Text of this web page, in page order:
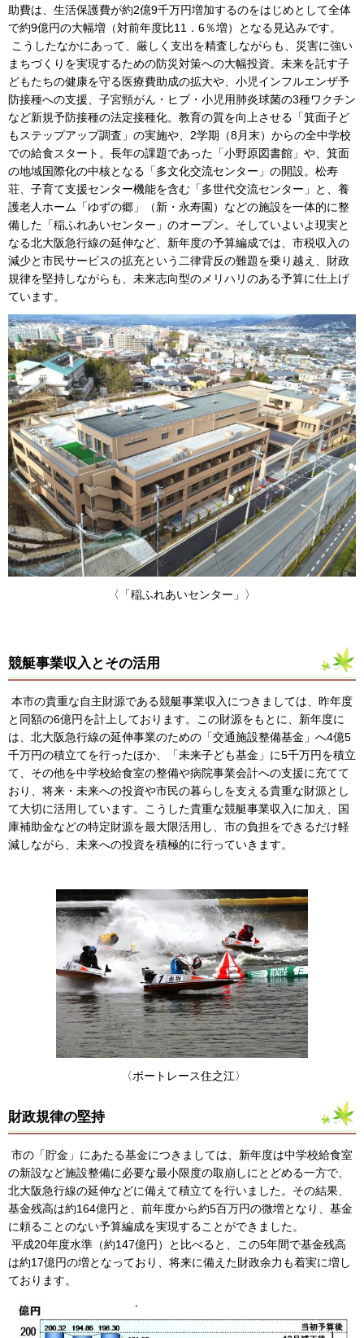
助費は、生活保護費が約2億9千万円増加するのをはじめとして全体
で約9億円の大幅増（対前年度比11．6％増）となる見込みです。
こうしたなかにあって、厳しく支出を精査しながらも、災害に強い
まちづくりを実現するための防災対策への大幅投資。未来を託す子
どもたちの健康を守る医療費助成の拡大や、小児インフルエンザ予
防接種への支援、子宮頸がん・ヒブ・小児用肺炎球菌の3種ワクチン
など新規予防接種の法定接種化。教育の質を向上させる「箕面子ど
もステップアップ調査」の実施や、2学期（8月末）からの全中学校
での給食スタート。長年の課題であった「小野原図書館」や、箕面
の地域国際化の中核となる「多文化交流センター」の開設。松寿
荘、子育て支援センター機能を含む「多世代交流センター」と、養
護老人ホーム「ゆずの郷」（新・永寿園）などの施設を一体的に整
備した「稲ふれあいセンター」のオープン。そしていよいよ現実と
なる北大阪急行線の延伸など、新年度の予算編成では、市税収入の
減少と市民サービスの拡充という二律背反の難題を乗り越え、財政
規律を堅持しながらも、未来志向型のメリハリのある予算に仕上げ
ています。
〈「稲ふれあいセンター」〉
競艇事業収入とその活用
本市の貴重な自主財源である競艇事業収入につきましては、昨年度
と同額の6億円を計上しております。この財源をもとに、新年度に
は、北大阪急行線の延伸事業のための「交通施設整備基金」へ4億5
千万円の積立てを行ったほか、「未来子ども基金」に5千万円を積立
て、その他を中学校給食室の整備や病院事業会計への支援に充てて
おり、将来・未来への投資や市民の暮らしを支える貴重な財源とし
て大切に活用しています。こうした貴重な競艇事業収入に加え、国
庫補助金などの特定財源を最大限活用し、市の負担をできるだけ軽
減しながら、未来への投資を積極的に行っていきます。
〈ボートレース住之江〉
財政規律の堅持
市の「貯金」にあたる基金につきましては、新年度は中学校給食室
の新設など施設整備に必要な最小限度の取崩しにとどめる一方で、
北大阪急行線の延伸などに備えて積立てを行いました。その結果、
基金残高は約164億円と、前年度から約5百万円の微増となり、基金
に頼ることのない予算編成を実現することができました。
平成20年度水準（約147億円）と比べると、この5年間で基金残高
は約17億円の増となっており、将来に備えた財政余力も着実に増し
ております。